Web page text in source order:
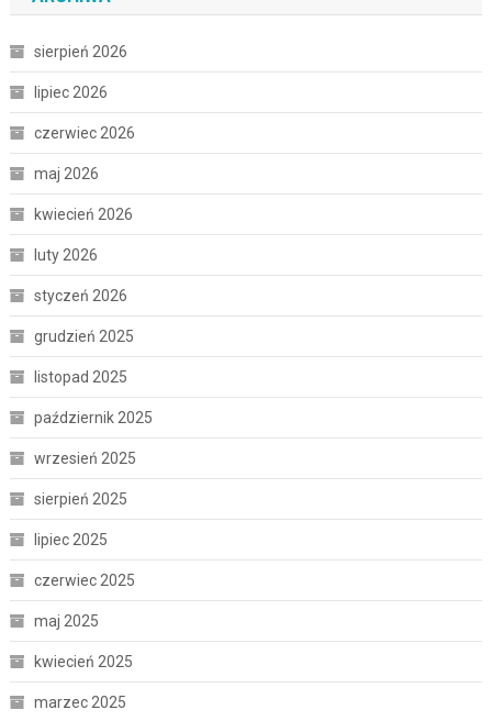
sierpień 2026
lipiec 2026
czerwiec 2026
maj 2026
kwiecień 2026
luty 2026
styczeń 2026
grudzień 2025
listopad 2025
październik 2025
wrzesień 2025
sierpień 2025
lipiec 2025
czerwiec 2025
maj 2025
kwiecień 2025
marzec 2025